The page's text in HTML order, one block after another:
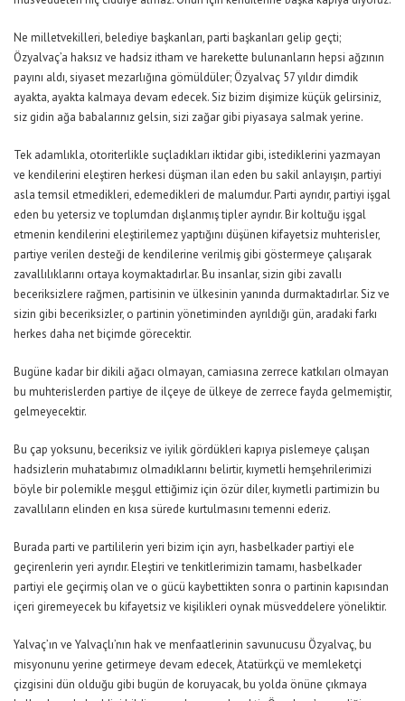
Ne milletvekilleri, belediye başkanları, parti başkanları gelip geçti;
Özyalvaç’a haksız ve hadsiz itham ve harekette bulunanların hepsi ağzının
payını aldı, siyaset mezarlığına gömüldüler; Özyalvaç 57 yıldır dimdik
ayakta, ayakta kalmaya devam edecek. Siz bizim dişimize küçük gelirsiniz,
siz gidin ağa babalarınız gelsin, sizi zağar gibi piyasaya salmak yerine.
Tek adamlıkla, otoriterlikle suçladıkları iktidar gibi, istediklerini yazmayan
ve kendilerini eleştiren herkesi düşman ilan eden bu sakil anlayışın, partiyi
asla temsil etmedikleri, edemedikleri de malumdur. Parti ayrıdır, partiyi işgal
eden bu yetersiz ve toplumdan dışlanmış tipler ayrıdır. Bir koltuğu işgal
etmenin kendilerini eleştirilemez yaptığını düşünen kifayetsiz muhterisler,
partiye verilen desteği de kendilerine verilmiş gibi göstermeye çalışarak
zavallılıklarını ortaya koymaktadırlar. Bu insanlar, sizin gibi zavallı
beceriksizlere rağmen, partisinin ve ülkesinin yanında durmaktadırlar. Siz ve
sizin gibi beceriksizler, o partinin yönetiminden ayrıldığı gün, aradaki farkı
herkes daha net biçimde görecektir.
Bugüne kadar bir dikili ağacı olmayan, camiasına zerrece katkıları olmayan
bu muhterislerden partiye de ilçeye de ülkeye de zerrece fayda gelmemiştir,
gelmeyecektir.
Bu çap yoksunu, beceriksiz ve iyilik gördükleri kapıya pislemeye çalışan
hadsizlerin muhatabımız olmadıklarını belirtir, kıymetli hemşehrilerimizi
böyle bir polemikle meşgul ettiğimiz için özür diler, kıymetli partimizin bu
zavallıların elinden en kısa sürede kurtulmasını temenni ederiz.
Burada parti ve partililerin yeri bizim için ayrı, hasbelkader partiyi ele
geçirenlerin yeri ayrıdır. Eleştiri ve tenkitlerimizin tamamı, hasbelkader
partiyi ele geçirmiş olan ve o gücü kaybettikten sonra o partinin kapısından
içeri giremeyecek bu kifayetsiz ve kişilikleri oynak müsveddelere yöneliktir.
Yalvaç’ın ve Yalvaçlı’nın hak ve menfaatlerinin savunucusu Özyalvaç, bu
misyonunu yerine getirmeye devam edecek, Atatürkçü ve memleketçi
çizgisini dün olduğu gibi bugün de koruyacak, bu yolda önüne çıkmaya